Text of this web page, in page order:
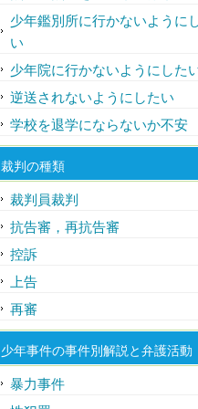
少年鑑別所に行かないように
い
少年院に行かないようにした
逆送されないようにしたい
学校を退学にならないか不安
裁判の種類
裁判員裁判
抗告審，再抗告審
控訴
上告
再審
少年事件の事件別解説と弁護活動
暴力事件